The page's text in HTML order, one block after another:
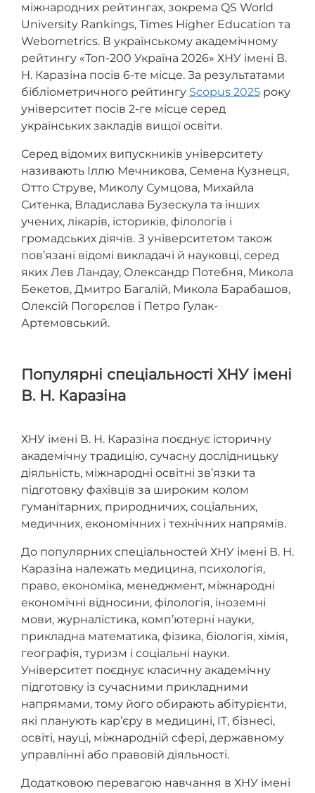
міжнародних рейтингах, зокрема QS World
University Rankings, Times Higher Education та
Webometrics. В українському академічному
рейтингу «Топ-200 Україна 2026» ХНУ імені В.
Н. Каразіна посів 6-те місце. За результатами
бібліометричного рейтингу Scopus 2025 року
університет посів 2-ге місце серед
українських закладів вищої освіти.
Серед відомих випускників університету
називають Іллю Мечникова, Семена Кузнеця,
Отто Струве, Миколу Сумцова, Михайла
Ситенка, Владислава Бузескула та інших
учених, лікарів, істориків, філологів і
громадських діячів. З університетом також
пов’язані відомі викладачі й науковці, серед
яких Лев Ландау, Олександр Потебня, Микола
Бекетов, Дмитро Багалій, Микола Барабашов,
Олексій Погорєлов і Петро Гулак-
Артемовський.
Популярні спеціальності ХНУ імені
В. Н. Каразіна
ХНУ імені В. Н. Каразіна поєднує історичну
академічну традицію, сучасну дослідницьку
діяльність, міжнародні освітні зв’язки та
підготовку фахівців за широким колом
гуманітарних, природничих, соціальних,
медичних, економічних і технічних напрямів.
До популярних спеціальностей ХНУ імені В. Н.
Каразіна належать медицина, психологія,
право, економіка, менеджмент, міжнародні
економічні відносини, філологія, іноземні
мови, журналістика, комп’ютерні науки,
прикладна математика, фізика, біологія, хімія,
географія, туризм і соціальні науки.
Університет поєднує класичну академічну
підготовку із сучасними прикладними
напрямами, тому його обирають абітурієнти,
які планують кар’єру в медицині, IT, бізнесі,
освіті, науці, міжнародній сфері, державному
управлінні або правовій діяльності.
Додатковою перевагою навчання в ХНУ імені